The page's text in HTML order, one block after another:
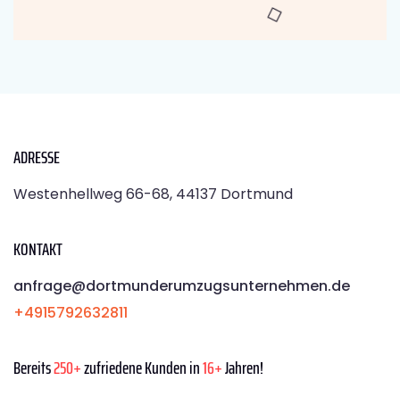
ADRESSE
Westenhellweg 66-68, 44137 Dortmund
KONTAKT
anfrage@dortmunderumzugsunternehmen.de
+4915792632811
Bereits250+zufriedene Kunden in16+Jahren!